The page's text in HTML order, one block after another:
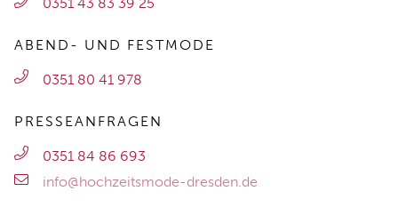
ABEND- UND FESTMODE
0351 80 41 978
PRESSEANFRAGEN
0351 84 86 693
info@hochzeitsmode-dresden.de